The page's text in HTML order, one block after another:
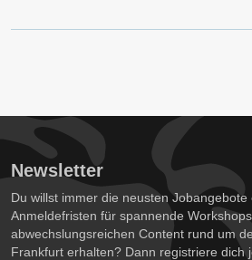
Newsletter
Du willst immer die neusten Jobangebote
Anmeldefristen für spannende
abwechslungsreichen Content rund um
Frankfurt erhalten? Dann registriere dich